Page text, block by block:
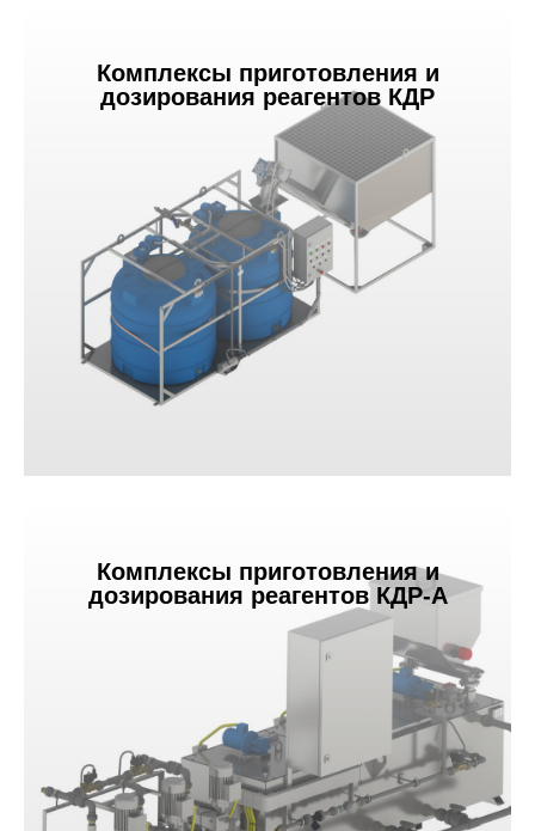
Комплексы приготовления и
дозирования реагентов КДР
Комплексы приготовления и
дозирования реагентов КДР-А